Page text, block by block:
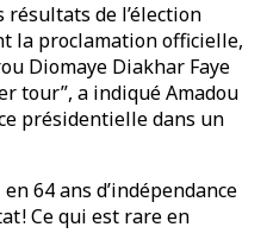
résultats de l’élection
la proclamation officielle,
Diomaye Diakhar Faye
tour”, a indiqué Amadou
présidentielle dans un
64 ans d’indépendance
! Ce qui est rare en